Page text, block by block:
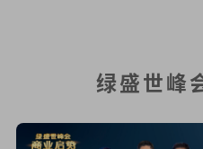
绿盛世峰